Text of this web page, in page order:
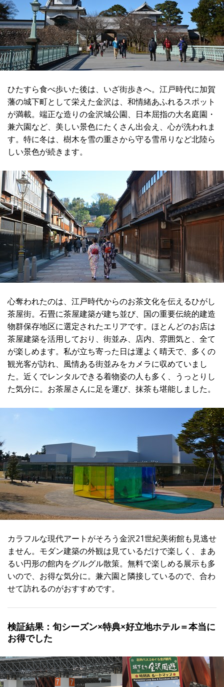
ひたすら食べ歩いた後は、いざ街歩きへ。江戸時代に加賀
藩の城下町として栄えた金沢は、和情緒あふれるスポット
が満載。端正な造りの金沢城公園、日本屈指の大名庭園・
兼六園など、美しい景色にたくさん出会え、心が洗われま
す。特に冬は、樹木を雪の重さから守る雪吊りなど北陸ら
しい景色が続きます。
心奪われたのは、江戸時代からのお茶文化を伝えるひがし
茶屋街。石畳に茶屋建築が建ち並び、国の重要伝統的建造
物群保存地区に選定されたエリアです。ほとんどのお店は
茶屋建築を活用しており、街並み、店内、雰囲気と、全て
が楽しめます。私が立ち寄った日は運よく晴天で、多くの
観光客が訪れ、風情ある街並みをカメラに収めていまし
た。近くでレンタルできる着物姿の人も多く、うっとりし
た気分に。お茶屋さんに足を運び、抹茶も堪能しました。
カラフルな現代アートがそろう金沢21世紀美術館も見逃せ
ません。モダン建築の外観は見ているだけで楽しく、まあ
るい円形の館内をグルグル散策。無料で楽しめる展示も多
いので、お得な気分に。兼六園と隣接しているので、合わ
せて訪れるのがおすすめです。
検証結果：旬シーズン×特典×好立地ホテル＝本当に
お得でした